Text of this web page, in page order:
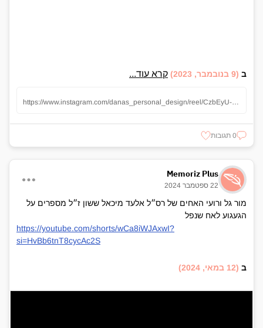
ב (9 בנובמבר, 2023) קרא עוד...
https://www.instagram.com/danas_personal_design/reel/CzbEyU-IYs7/
0 תגובות
Memoriz Plus
22 ספטמבר 2024
מור גל ורועי האחים של רס״ל אלעד מיכאל ששון ז״ל מספרים על
הגעגוע לאח שנפל
https://youtube.com/shorts/wCa8iWJAxwI?
si=HvBb6tnT8cycAc2S
ב (12 במאי, 2024)